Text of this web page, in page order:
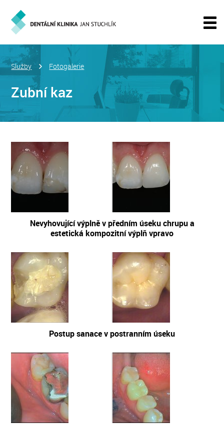
Zubní kaz
Služby Fotogalerie
Nevyhovující výplně v předním úseku chrupu a
estetická kompozitní výplň vpravo
Postup sanace v postranním úseku